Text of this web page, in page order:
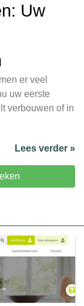
Uw
er veel
uw eerste
verbouwen of in
Lees verder »